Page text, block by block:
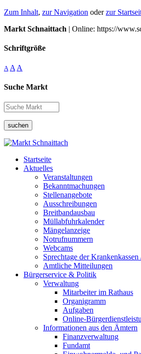
Zum Inhalt, zur Navigation oderzur
Markt Schnaittach | Online: https://
Schriftgröße
A A A
Suche Markt
suchen
Startseite
Aktuelles
Veranstaltungen
Bekanntmachungen
Stellenangebote
Ausschreibungen
Breitbandausbau
Müllabfuhrkalender
Mängelanzeige
Notrufnummern
Webcams
Sprechtage der
Amtliche Mitteilungen
Bürgerservice & Politik
Verwaltung
Mitarbeiter im Rathaus
Organigramm
Aufgaben
Online-
Informationen aus den Ämtern
Finanzverwaltung
Fundamt